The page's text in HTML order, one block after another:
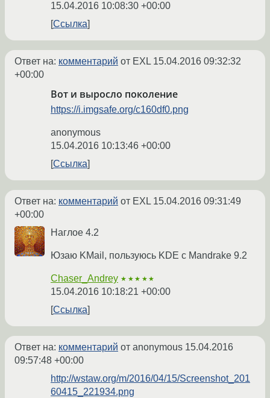
15.04.2016 10:08:30 +00:00
Ссылка
Ответ на: комментарий от EXL 15.04.2016 09:32:32
+00:00
Вот и выросло поколение
https://i.imgsafe.org/c160df0.png
anonymous
15.04.2016 10:13:46 +00:00
Ссылка
Ответ на: комментарий от EXL 15.04.2016 09:31:49
+00:00
Наглое 4.2
Юзаю KMail, пользуюсь KDE с Mandrake 9.2
Chaser_Andrey ★★★★★
15.04.2016 10:18:21 +00:00
Ссылка
Ответ на: комментарий от anonymous 15.04.2016
09:57:48 +00:00
http://wstaw.org/m/2016/04/15/Screenshot_201
60415_221934.png